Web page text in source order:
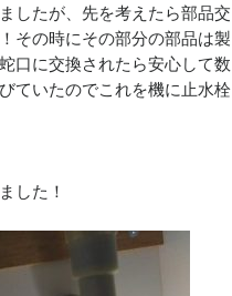
したが、先を考えたら部品交
その時にその部分の部品は製
口に交換されたら安心して数
ていたのでこれを機に止水栓
した！